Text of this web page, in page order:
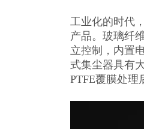
工业化的时代
产品。玻璃纤
立控制，内置
式集尘器具有
PTFE覆膜处理